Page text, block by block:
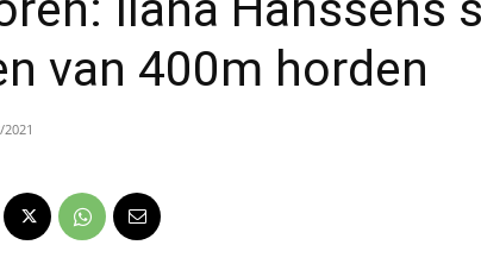
van 400m horden